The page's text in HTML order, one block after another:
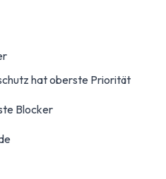
hat oberste Priorität
Blocker